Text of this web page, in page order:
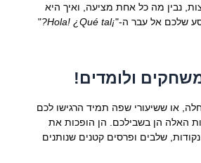
נבין מה כל אחת מציעה, ואיך היא
שלכם אל עבר ה-"¡Hola! ¿Qué tal?
"
ולומדים!
או ששיעורי שפה תמיד הרגישו לכם
האלה הן בשבילכם. הן הופכות את
שלבים ופרסים קטנים שנותנים